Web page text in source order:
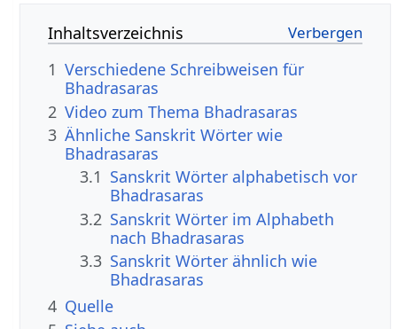
Inhaltsverzeichnis
1 Verschiedene Schreibweisen für
Bhadrasaras
2 Video zum Thema Bhadrasaras
3 Ähnliche Sanskrit Wörter wie
Bhadrasaras
3.1 Sanskrit Wörter alphabetisch vor
Bhadrasaras
3.2 Sanskrit Wörter im Alphabeth
nach Bhadrasaras
3.3 Sanskrit Wörter ähnlich wie
Bhadrasaras
4 Quelle